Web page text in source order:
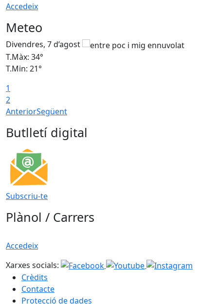
Accedeix
Meteo
Divendres, 7 d’agost
T.Màx: 34°
T.Min: 21°
1
2
AnteriorSegüent
Butlletí digital
Subscriu-te
Plànol / Carrers
Accedeix
Xarxes socials:
Crèdits
Contacte
Protecció de dades